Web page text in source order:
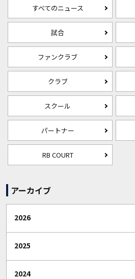
すべてのニュース
試合
ファンクラブ
クラブ
スクール
パートナー
RB COURT
アーカイブ
2026
2025
2024